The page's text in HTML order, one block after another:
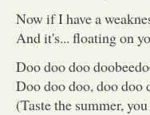
Now if I have a
And it's... floating on
Doo doo doo
Doo doo doo, doo doo
(Taste the summer,